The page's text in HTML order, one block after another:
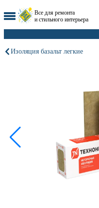
Все для ремонта
и стильного интерьера
Изоляция базальт легкие